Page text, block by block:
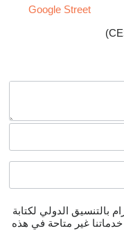
Google Street
بالتنسيق الدولي لكتابة
غير متاحة في هذه